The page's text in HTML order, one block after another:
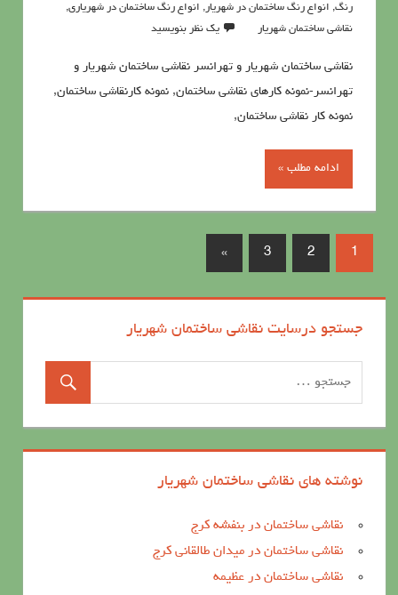
رنگ, انواع رنگ ساختمان در شهریار, انواع رنگ ساختمان در شهریاری,
نقاشی ساختمان شهریار
یک نظر بنویسید
نقاشی ساختمان شهریار و تهرانسر نقاشی ساختمان شهریار و
تهرانسر-نمونه کارهای نقاشی ساختمان, نمونه کارنقاشی ساختمان,
نمونه کار نقاشی ساختمان,
ادامه مطلب »
1
2
3
»
جستجو درسایت نقاشی ساختمان شهریار
نوشته های نقاشی ساختمان شهریار
نقاشی ساختمان در بنفشه کرج
نقاشی ساختمان در میدان طالقانی کرج
نقاشی ساختمان در عظیمه